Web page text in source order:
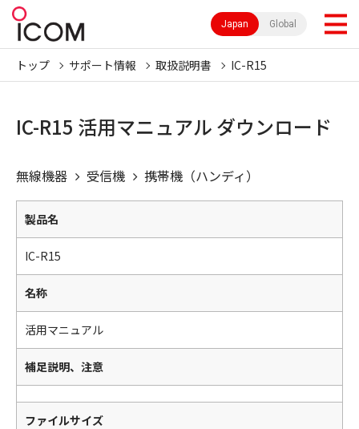
Japan Global
トップ サポート情報 取扱説明書 IC-R15
IC-R15 活用マニュアル ダウンロード
無線機器 受信機 携帯機（ハンディ）
製品名
IC-R15
名称
活用マニュアル
補足説明、注意
ファイルサイズ